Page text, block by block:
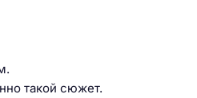
такой сюжет.